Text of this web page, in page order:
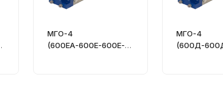
МГО-4
(600ЕА-600Е-600Е-6
МГО-4
(600Д-